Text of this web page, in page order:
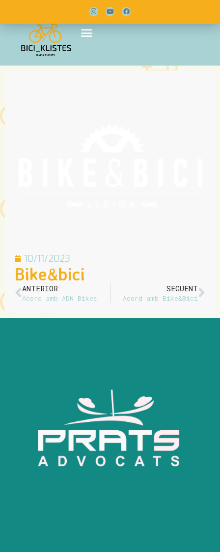
10/11/2023
Bike&bici
ANTERIOR
Acord amb ADN Bikes
SEGUENT
Acord amb Bike&Bici